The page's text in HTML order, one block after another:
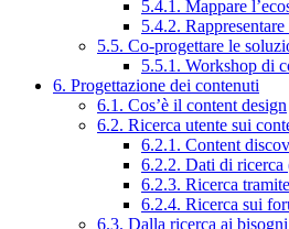
5.4.1. Mappare
5.4.2.
5.5. Co-progettare le
5.5.1. Workshop di
6. Progettazione dei contenuti
6.1. Cos’è il content design
6.2. Ricerca utente sui
6.2.1. Content
6.2.2. Dati di ricerca
6.2.3. Ricerca
6.2.4. Ricerca sui
6.3. Dalla ricerca ai